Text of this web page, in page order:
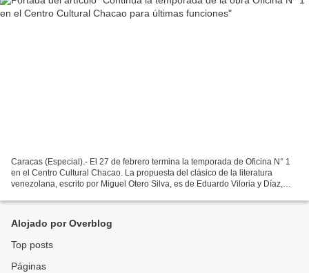
Caracas (Especial).- El 27 de febrero termina la temporada de Oficina N° 1
en el Centro Cultural Chacao. La propuesta del clásico de la literatura
venezolana, escrito por Miguel Otero Silva, es de Eduardo Viloria y Díaz,
Alojado por Overblog
Top posts
Páginas